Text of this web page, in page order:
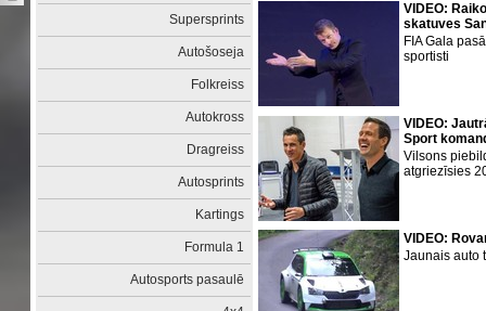
Supersprints
Autošoseja
Folkreiss
Autokross
Dragreiss
Autosprints
Kartings
Formula 1
Autosports pasaulē
VIDEO:
skatuves
FIA Gala
sportisti
VIDEO:
Sport
Vilsons
atgriezīsies
VIDEO:
Jaunais auto